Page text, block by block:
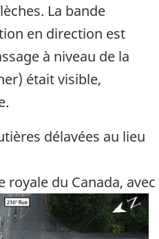
La bande
en direction est
à niveau de la
était visible,
délavées au lieu
royale du Canada,